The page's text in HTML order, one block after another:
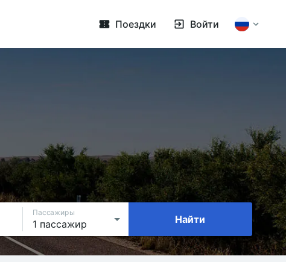
Поездки Войти
Пассажиры
Найти